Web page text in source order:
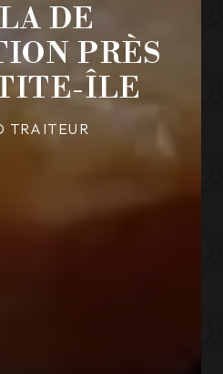
DE
PRÈS
ÎLE
TRAITEUR